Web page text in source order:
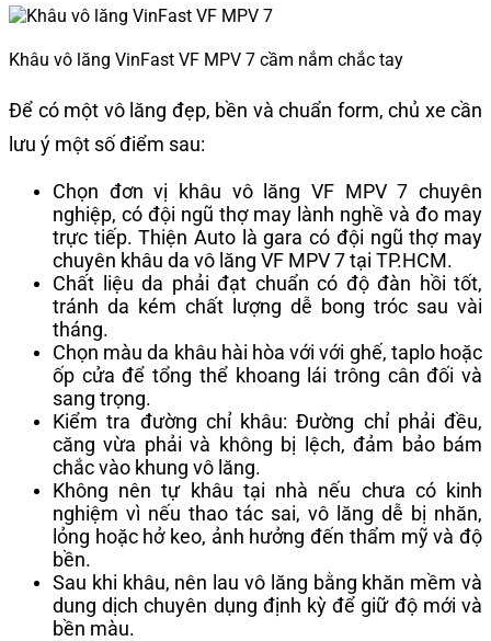
Khâu vô lăng VinFast VF MPV 7 cầm nắm chắc tay
Để có một vô lăng đẹp, bền và chuẩn form, chủ xe cần
lưu ý một số điểm sau:
Chọn đơn vị khâu vô lăng VF MPV 7 chuyên
nghiệp, có đội ngũ thợ may lành nghề và đo may
trực tiếp. Thiện Auto là gara có đội ngũ thợ may
chuyên khâu da vô lăng VF MPV 7 tại TP.HCM.
Chất liệu da phải đạt chuẩn có độ đàn hồi tốt,
tránh da kém chất lượng dễ bong tróc sau vài
tháng.
Chọn màu da khâu hài hòa với với ghế, taplo hoặc
ốp cửa để tổng thể khoang lái trông cân đối và
sang trọng.
Kiểm tra đường chỉ khâu: Đường chỉ phải đều,
căng vừa phải và không bị lệch, đảm bảo bám
chắc vào khung vô lăng.
Không nên tự khâu tại nhà nếu chưa có kinh
nghiệm vì nếu thao tác sai, vô lăng dễ bị nhăn,
lỏng hoặc hở keo, ảnh hưởng đến thẩm mỹ và độ
bền.
Sau khi khâu, nên lau vô lăng bằng khăn mềm và
dung dịch chuyên dụng định kỳ để giữ độ mới và
bền màu.